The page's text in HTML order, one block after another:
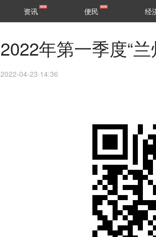
区县
资讯 便民 经
2022年第一季度“
2022-04-23 14:36